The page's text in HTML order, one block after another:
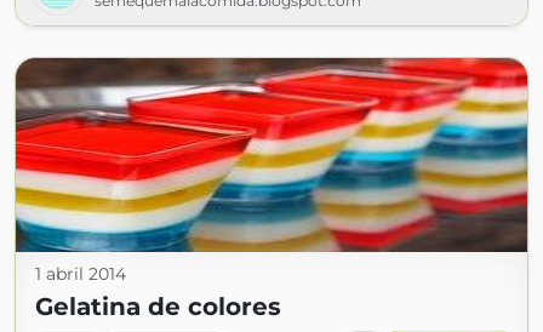
1 abril 2014
Gelatina de colores